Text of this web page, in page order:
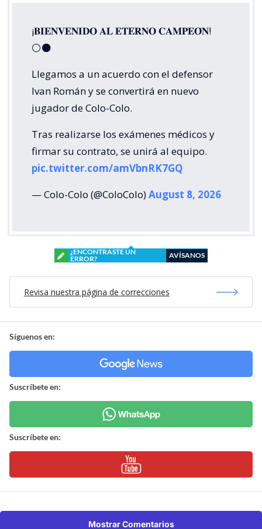
¡𝐁𝐈𝐄𝐍𝐕𝐄𝐍𝐈𝐃𝐎 𝐀𝐋 𝐄𝐓𝐄𝐑𝐍𝐎 𝐂𝐀𝐌𝐏𝐄𝐎́𝐍!
⚪⚫
Llegamos a un acuerdo con el defensor
Ivan Román y se convertirá en nuevo
jugador de Colo-Colo.
Tras realizarse los exámenes médicos y
firmar su contrato, se unirá al equipo.
pic.twitter.com/amVbnRK7GQ
— Colo-Colo (@ColoColo)August 8, 2026
¿ENCONTRASTE UN
ERROR?
AVÍSANOS
Revisa nuestra página de correcciones
Síguenos en:
Suscríbete en:
Suscríbete en:
Mostrar Comentarios